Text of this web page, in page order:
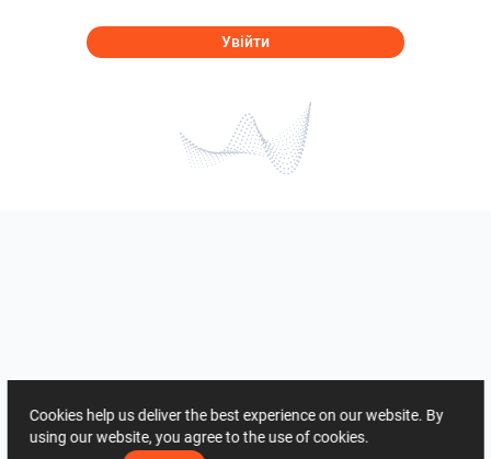
Увійти
Cookies help us deliver the best experience on our website. By
using our website, you agree to the use of cookies.